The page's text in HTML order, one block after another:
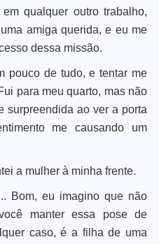
qualquer outro trabalho,
amiga querida, e eu me
dessa missão.
pouco de tudo, e tentar me
para meu quarto, mas não
surpreendida ao ver a porta
me causando um
a mulher à minha frente.
Bom, eu imagino que não
manter essa pose de
caso, é a filha de uma